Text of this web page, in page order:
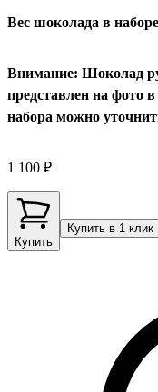
Вес шоколада в
Внимание: Шоколад
представлен на фото
набора можно
1 100 ₽
Купить
Купить в 1 клик